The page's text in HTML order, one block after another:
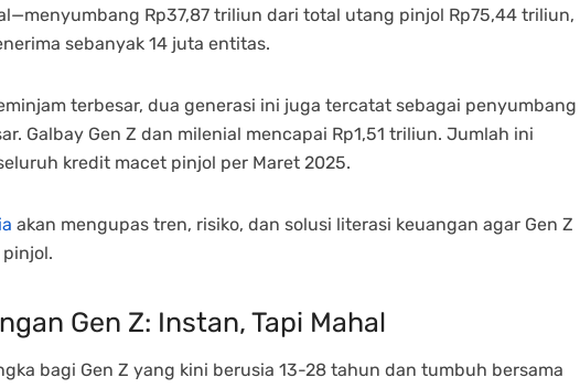
Rp37,87 triliun dari total utang pinjol Rp75,44 triliun,
sebanyak 14 juta entitas.
terbesar, dua generasi ini juga tercatat sebagai penyumbang
Galbay Gen Z dan milenial mencapai Rp1,51 triliun. Jumlah ini
kredit macet pinjol per Maret 2025.
akan mengupas tren, risiko, dan solusi literasi keuangan agar Gen Z
pinjol.
Gen Z: Instan, Tapi Mahal
bagi Gen Z yang kini berusia 13-28 tahun dan tumbuh bersama